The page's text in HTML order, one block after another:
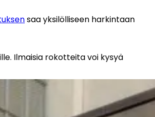
saa yksilölliseen harkintaan
Ilmaisia rokotteita voi kysyä